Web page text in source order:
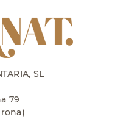
SL
79